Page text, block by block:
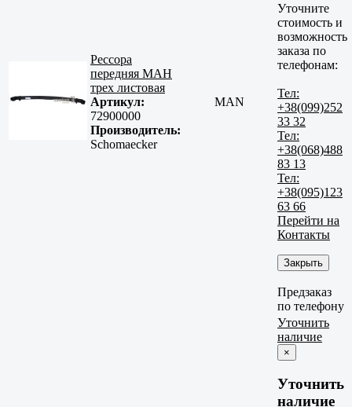
Рессора
передняя МАН
трех листовая
Артикул:
72900000
Производитель:
Schomaecker
MAN
Уточните
стоимость и
возможность
заказа по
телефонам:
Тел:
+38(099)252
33 32
Тел:
+38(068)488
83 13
Тел:
+38(095)123
63 66
Перейти на
Контакты
Закрыть
Предзаказ
по телефону
Уточнить
наличие
×
Уточнить
наличие